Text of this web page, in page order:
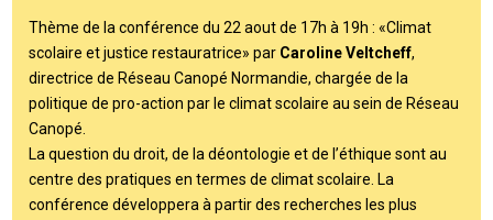
Thème de la conférence du 22 aout de 17h à 19h : «Climat
scolaire et justice restauratrice» par Caroline Veltcheff,
directrice de Réseau Canopé Normandie, chargée de la
politique de pro-action par le climat scolaire au sein de Réseau
Canopé.
La question du droit, de la déontologie et de l’éthique sont au
centre des pratiques en termes de climat scolaire. La
conférence développera à partir des recherches les plus